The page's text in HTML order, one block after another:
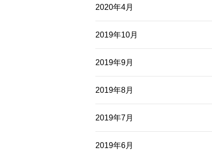
2020年4月
2019年10月
2019年9月
2019年8月
2019年7月
2019年6月